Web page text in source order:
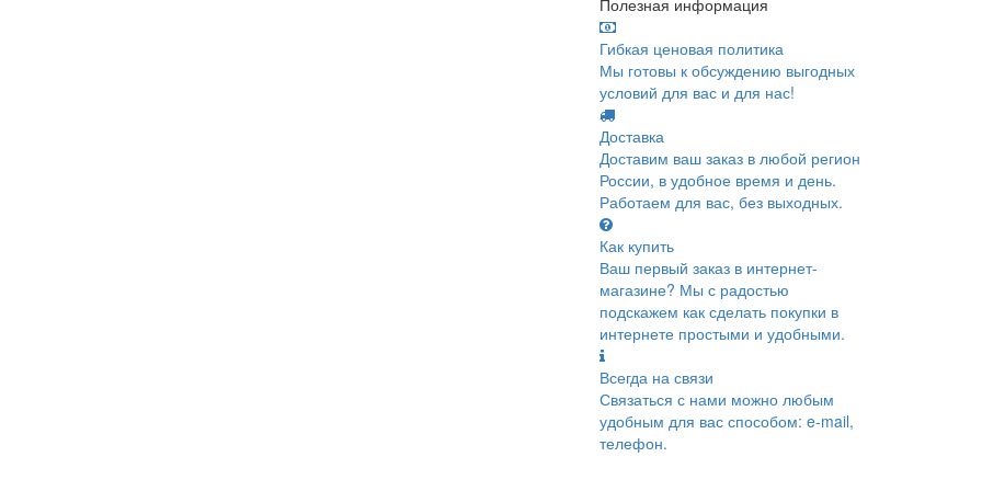
Полезная информация
Гибкая ценовая политика
Мы готовы к обсуждению выгодных
условий для вас и для нас!
Доставка
Доставим ваш заказ в любой регион
России, в удобное время и день.
Работаем для вас, без выходных.
Как купить
Ваш первый заказ в интернет-
магазине? Мы с радостью
подскажем как сделать покупки в
интернете простыми и удобными.
Всегда на связи
Связаться с нами можно любым
удобным для вас способом: e-mail,
телефон.